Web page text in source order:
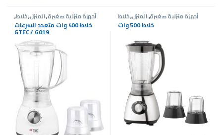
أجهزة منزلية صغيرة,المنزل,خلاط,
عروض G-Tec
خلاط 400 وات متعدد السرعات
GTEC / G019
أجهزة منزلية صغيرة,المنزل,خلاط
خلاط 500 وات